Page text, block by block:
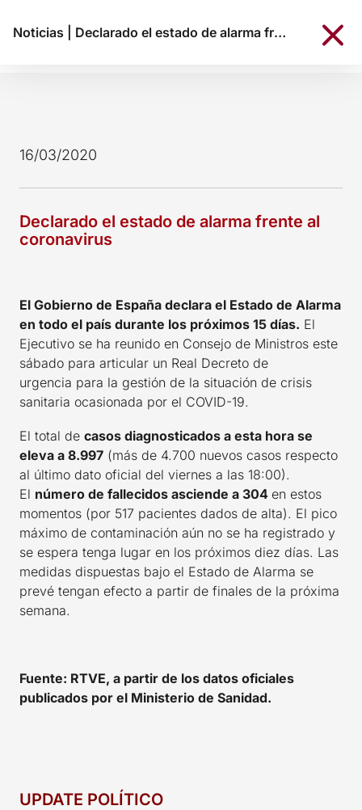
Noticias Declarado el estado de alarma frente al coronavirus
16/03/2020
Declarado el estado de alarma frente al
coronavirus
El Gobierno de España declara el Estado de Alarma
en todo el país durante los próximos 15 días. El
Ejecutivo se ha reunido en Consejo de Ministros este
sábado para articular un Real Decreto de
urgencia para la gestión de la situación de crisis
sanitaria ocasionada por el COVID-19.
El total de casos diagnosticados a esta hora se
eleva a 8.997 (más de 4.700 nuevos casos respecto
al último dato oficial del viernes a las 18:00).
El número de fallecidos asciende a 304 en estos
momentos (por 517 pacientes dados de alta). El pico
máximo de contaminación aún no se ha registrado y
se espera tenga lugar en los próximos diez días. Las
medidas dispuestas bajo el Estado de Alarma se
prevé tengan efecto a partir de finales de la próxima
semana.
Fuente: RTVE, a partir de los datos oficiales
publicados por el Ministerio de Sanidad.
UPDATE POLÍTICO